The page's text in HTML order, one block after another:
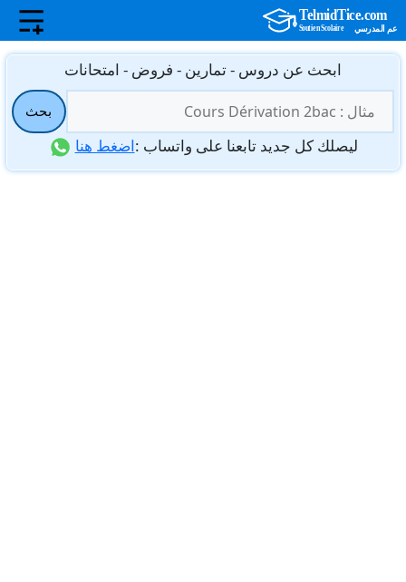
انتقل
المحتوى
ابحث عن دروس - تمارين - فروض - امتحانات
عن:
بحث
ليصلك كل جديد تابعنا على واتساب :اضغط هنا